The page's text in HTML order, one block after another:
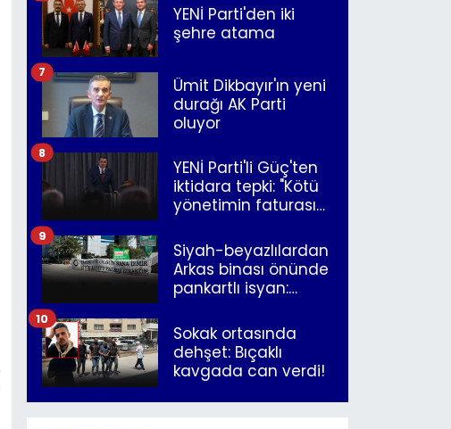
YENİ Parti'den iki
şehre atama
Ümit Dikbayır'ın yeni
durağı AK Parti
oluyor
7
YENİ Parti'li Güç'ten
iktidara tepki: "Kötü
yönetimin faturasını
8
Siyah-beyazlılardan
Arkas binası önünde
pankartlı isyan:
İzmir"
9
Sokak ortasında
dehşet: Bıçaklı
kavgada can verdi!
10